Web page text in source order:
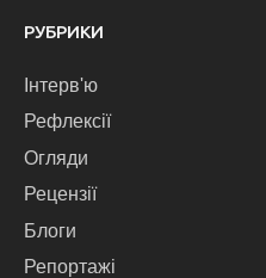
РУБРИКИ
Інтерв'ю
Рефлексії
Огляди
Рецензії
Блоги
Репортажі